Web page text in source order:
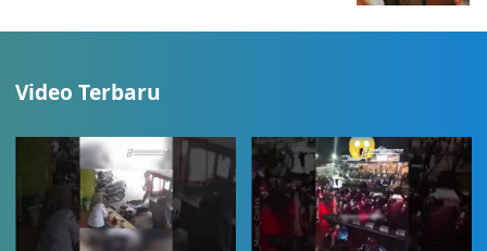
Video Terbaru